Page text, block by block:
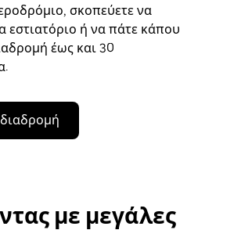
σκοπεύετε να
εστιατόριο ή να πάτε κάπου
έως και 30
με μεγάλες